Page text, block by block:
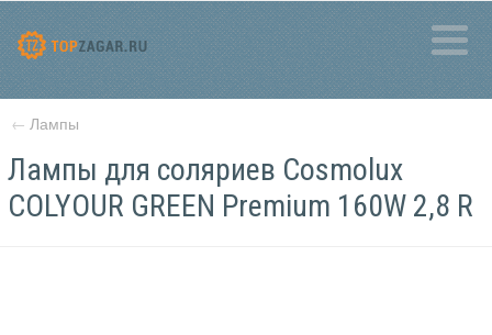
← Лампы
Лампы для соляриев Cosmolux
COLYOUR GREEN Premium 160W 2,8 R